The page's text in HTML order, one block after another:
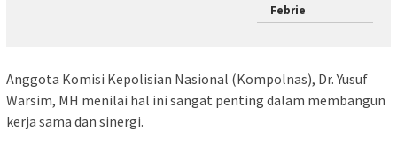
Febrie
Anggota Komisi Kepolisian Nasional (Kompolnas), Dr. Yusuf
Warsim, MH menilai hal ini sangat penting dalam membangun
kerja sama dan sinergi.